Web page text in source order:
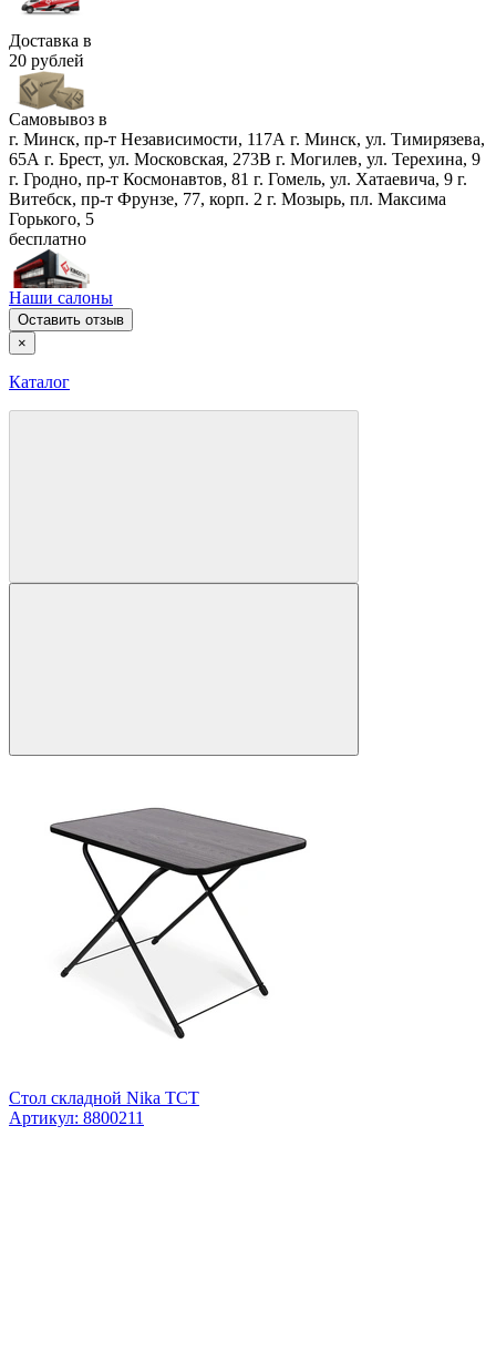
Доставка в
20 рублей
Самовывоз в
г. Минск, пр-т Независимости, 117А г. Минск, ул. Тимирязева,
65А г. Брест, ул. Московская, 273В г. Могилев, ул. Терехина, 9
г. Гродно, пр-т Космонавтов, 81 г. Гомель, ул. Хатаевича, 9 г.
Витебск, пр-т Фрунзе, 77, корп. 2 г. Мозырь, пл. Максима
Горького, 5
бесплатно
Наши салоны
Оставить отзыв
×
Каталог
Стол складной Nika ТСТ
Артикул: 8800211